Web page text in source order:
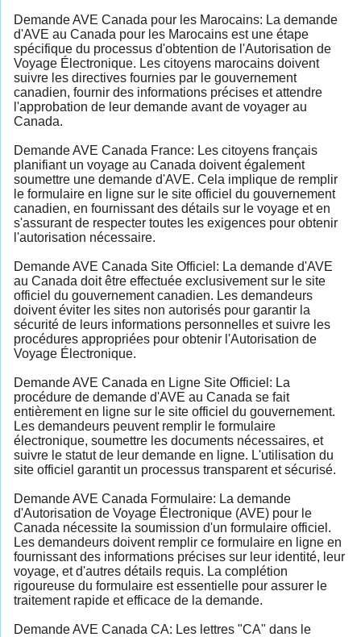
Demande AVE Canada pour les Marocains: La demande
d'AVE au Canada pour les Marocains est une étape
spécifique du processus d'obtention de l'Autorisation de
Voyage Électronique. Les citoyens marocains doivent
suivre les directives fournies par le gouvernement
canadien, fournir des informations précises et attendre
l'approbation de leur demande avant de voyager au
Canada.
Demande AVE Canada France: Les citoyens français
planifiant un voyage au Canada doivent également
soumettre une demande d'AVE. Cela implique de remplir
le formulaire en ligne sur le site officiel du gouvernement
canadien, en fournissant des détails sur le voyage et en
s'assurant de respecter toutes les exigences pour obtenir
l'autorisation nécessaire.
Demande AVE Canada Site Officiel: La demande d'AVE
au Canada doit être effectuée exclusivement sur le site
officiel du gouvernement canadien. Les demandeurs
doivent éviter les sites non autorisés pour garantir la
sécurité de leurs informations personnelles et suivre les
procédures appropriées pour obtenir l'Autorisation de
Voyage Électronique.
Demande AVE Canada en Ligne Site Officiel: La
procédure de demande d'AVE au Canada se fait
entièrement en ligne sur le site officiel du gouvernement.
Les demandeurs peuvent remplir le formulaire
électronique, soumettre les documents nécessaires, et
suivre le statut de leur demande en ligne. L'utilisation du
site officiel garantit un processus transparent et sécurisé.
Demande AVE Canada Formulaire: La demande
d'Autorisation de Voyage Électronique (AVE) pour le
Canada nécessite la soumission d'un formulaire officiel.
Les demandeurs doivent remplir ce formulaire en ligne en
fournissant des informations précises sur leur identité, leur
voyage, et d'autres détails requis. La complétion
rigoureuse du formulaire est essentielle pour assurer le
traitement rapide et efficace de la demande.
Demande AVE Canada CA: Les lettres "CA" dans le